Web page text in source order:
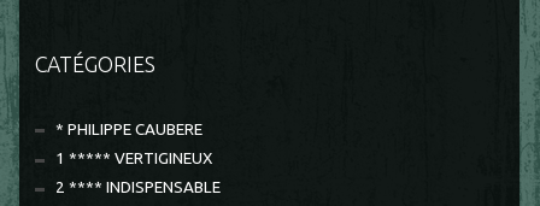
CATÉGORIES
* PHILIPPE CAUBERE
1 ***** VERTIGINEUX
2 **** INDISPENSABLE